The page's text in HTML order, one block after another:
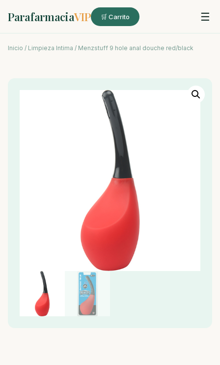
ParafarmaciaVIP 🛒 Carrito ☰
Inicio / Limpieza Intima / Menzstuff 9 hole anal douche red/black